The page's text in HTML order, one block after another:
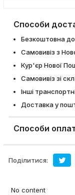
Способи
Безкоштовна
Самовивіз з
Кур'єр Нової
Самовивіз зі
Інші
Доставка у
Способи
Поділитися:
No content